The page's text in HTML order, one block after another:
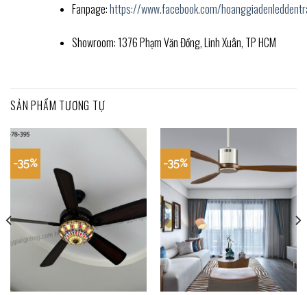
Fanpage:https://www.facebook.com/
Showroom: 1376 Phạm Văn Đồng, Linh Xuân, TP HCM
SẢN PHẨM TƯƠNG TỰ
-35% -35%